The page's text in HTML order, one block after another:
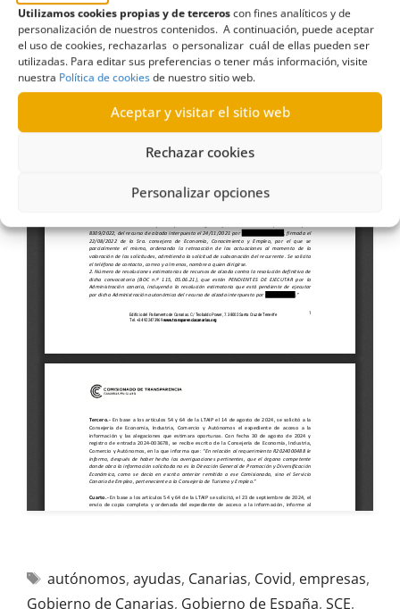
Utilizamos cookies propias y de terceroscon fines analíticos y de
personalización de nuestros contenidos. A continuación, puede aceptar
el uso de cookies, rechazarlas o personalizar cuál de ellas pueden ser
utilizadas. Para editar sus preferencias o tener más información, visite
nuestra Política de cookiesde nuestro sitio web.
Aceptar y visitar el sitio web
Rechazar cookies
Personalizar opciones
autónomos, ayudas, Canarias, Covid, empresas,
Gobierno de Canarias, Gobierno de España, SCE,